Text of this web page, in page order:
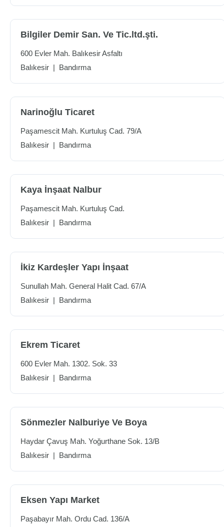
Bilgiler Demir San. Ve Tic.ltd.şti.
600 Evler Mah. Balıkesir Asfaltı
Balıkesir | Bandırma
Narinoğlu Ticaret
Paşamescit Mah. Kurtuluş Cad. 79/A
Balıkesir | Bandırma
Kaya İnşaat Nalbur
Paşamescit Mah. Kurtuluş Cad.
Balıkesir | Bandırma
İkiz Kardeşler Yapı İnşaat
Sunullah Mah. General Halit Cad. 67/A
Balıkesir | Bandırma
Ekrem Ticaret
600 Evler Mah. 1302. Sok. 33
Balıkesir | Bandırma
Sönmezler Nalburiye Ve Boya
Haydar Çavuş Mah. Yoğurthane Sok. 13/B
Balıkesir | Bandırma
Eksen Yapı Market
Paşabayır Mah. Ordu Cad. 136/A